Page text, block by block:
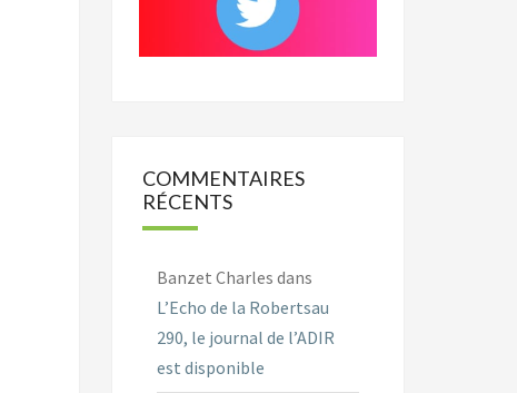
COMMENTAIRES
RÉCENTS
Banzet Charles dans
L’Echo de la Robertsau
290, le journal de l’ADIR
est disponible